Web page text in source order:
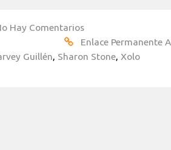
Hay Comentarios
Enlace Permanente
Guillén, Sharon Stone, Xolo